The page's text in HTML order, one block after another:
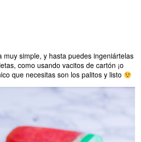
muy simple, y hasta puedes ingeniártelas
como usando vacitos de cartón ¡o
que necesitas son los palitos y listo